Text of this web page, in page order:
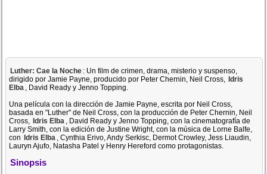
Luther: Cae la Noche : Un film de crimen, drama, misterio y suspenso,
dirigido por Jamie Payne, producido por Peter Chernin, Neil Cross, Idris
Elba , David Ready y Jenno Topping.
Una película con la dirección de Jamie Payne, escrita por Neil Cross,
basada en "Luther" de Neil Cross, con la producción de Peter Chernin, Neil
Cross, Idris Elba , David Ready y Jenno Topping, con la cinematografía de
Larry Smith, con la edición de Justine Wright, con la música de Lorne Balfe,
con
Idris Elba , Cynthia Erivo, Andy Serkisc, Dermot Crowley, Jess Liaudin,
Lauryn Ajufo, Natasha Patel y Henry Hereford como protagonistas.
Sinopsis